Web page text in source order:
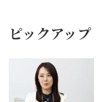
ピックアップ